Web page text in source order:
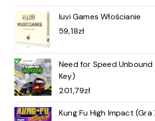
Iuvi Games Włościanie
59,18zł
Need for Speed Unbound
Key)
201,79zł
Kung Fu High Impact